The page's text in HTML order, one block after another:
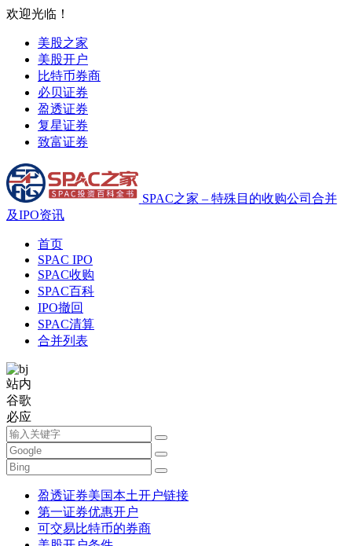
欢迎光临！
美股之家
美股开户
比特币券商
必贝证券
盈透证券
复星证券
致富证券
SPAC之家 – 特殊目的收购公司合并
及IPO资讯
首页
SPAC IPO
SPAC收购
SPAC百科
IPO撤回
SPAC清算
合并列表
站内
谷歌
必应
盈透证券美国本土开户链接
第一证券优惠开户
可交易比特币的券商